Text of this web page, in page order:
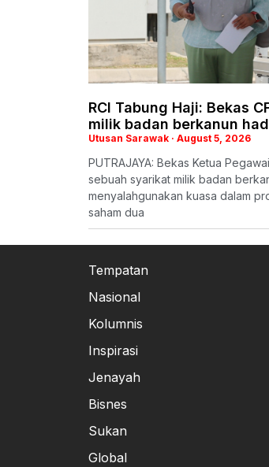
RCI Tabung Haji: Bekas
milik badan berkanun
Utusan Sarawak August 5, 2026
PUTRAJAYA: Bekas Ketua
sebuah syarikat milik badan
menyalahgunakan kuasa dalam
saham dua
Tempatan
Nasional
Kolumnis
Inspirasi
Jenayah
Bisnes
Sukan
Global